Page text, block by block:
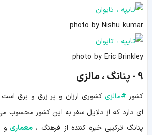
photo by Nishu kumar
photo by Eric Brinkley
9 - پنانگ ، مالزی
کشور #مالزی کشوری ارزان و پر زرق و برق
ای دارد که از دلایل سفر به این کشور محسوب
پنانگ ترکیبی خیره کننده از فرهنگ ،معماری و